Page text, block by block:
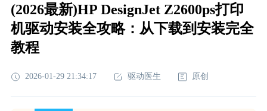
(2026最新)HP DesignJet Z2600ps打印
机驱动安装全攻略：从下载到安装完全
教程
2026-01-29 21:34:17 驱动医生 原创